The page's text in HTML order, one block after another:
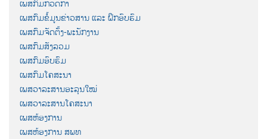
ເພສກົມກວດກາ
ເພສກົມຂໍ້ມູນຂ່າວສານ ແລະ ຝຶກອົບຮົມ
ເພສກົມຈັດຕັ້ງ-ພະນັກງານ
ເພສກົມສັງລວມ
ເພສກົມອົບຮົມ
ເພສກົມໂຄສະນາ
ເພສວາລະສານອະລຸນໃໝ່
ເພສວາລະສານໂຄສະນາ
ເພສຫ້ອງການ
ເພສຫ້ອງການ ສພທ